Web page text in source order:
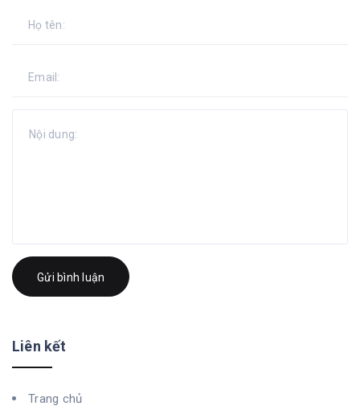
Gửi bình luận
Liên kết
Trang chủ